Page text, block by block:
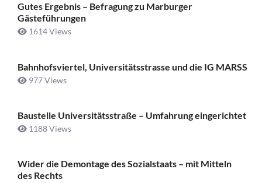
Gutes Ergebnis – Befragung zu Marburger
Gästeführungen
1614 Views
Bahnhofsviertel, Universitätsstrasse und die IG MARSS
977 Views
Baustelle Universitätsstraße ­– Umfahrung eingerichtet
1188 Views
Wider die Demontage des Sozialstaats – mit Mitteln
des Rechts